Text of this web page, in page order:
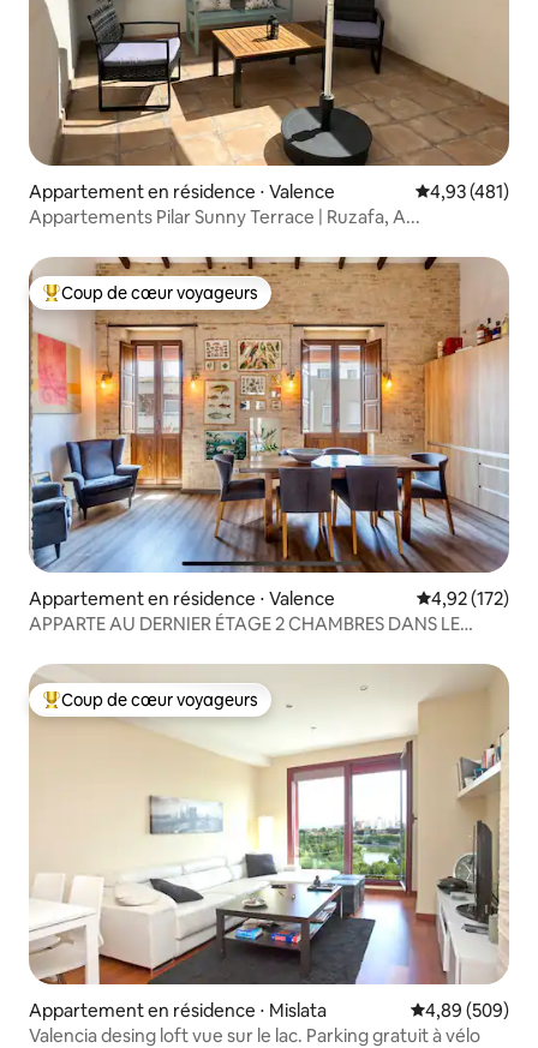
Appartement en résidence ⋅ Valence Évaluation
4,93 (481)
Appartements Pilar Sunny Terrace | Ruzafa, A...
Coups de cœur voyageurs les plus appréciés
Coup de cœur voyageurs
Appartement en résidence ⋅ Valence Évaluation
4,92 (172)
APPARTE AU DERNIER ÉTAGE 2 CHAMBRES DANS LE
WI-FI
Coups de cœur voyageurs les plus appréciés
Coup de cœur voyageurs
Appartement en résidence ⋅ Mislata Évaluation
4,89 (509)
Valencia desing loft vue sur le lac. Parking gratuit à vélo